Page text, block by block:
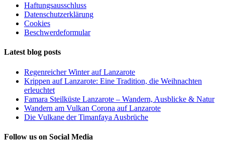
Haftungsausschluss
Datenschutzerklärung
Cookies
Beschwerdeformular
Latest blog posts
Regenreicher Winter auf Lanzarote
Krippen auf Lanzarote: Eine Tradition, die Weihnachten
erleuchtet
Famara Steilküste Lanzarote – Wandern, Ausblicke & Natur
Wandern am Vulkan Corona auf Lanzarote
Die Vulkane der Timanfaya Ausbrüche
Follow us on Social Media